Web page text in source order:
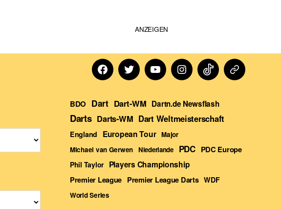
ANZEIGEN
FacebookTwitterYoutubeInstagramTikTokDartn
BDO Dart Dart-WM Dartn.de Newsflash
Darts Darts-WM Dart Weltmeisterschaft
England European Tour Major
Michael van Gerwen Niederlande PDC PDC Europe
Phil Taylor Players Championship
Premier League Premier League Darts WDF
World Series